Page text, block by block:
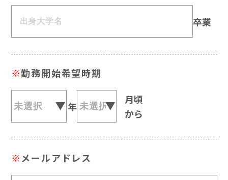
卒業
※勤務開始希望時期
年
月頃
から
※メールアドレス